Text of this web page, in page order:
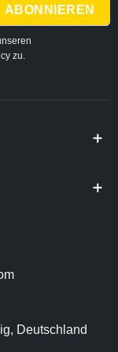
zu.
Deutschland